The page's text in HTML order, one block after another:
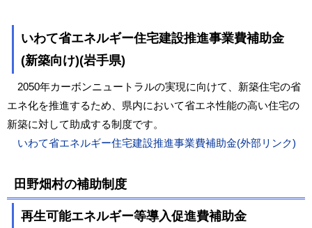
いわて省エネルギー住宅建設推進事業費補助金
(新築向け)(岩手県)
2050年カーボンニュートラルの実現に向けて、新築住宅の省
エネ化を推進するため、県内において省エネ性能の高い住宅の
新築に対して助成する制度です。
いわて省エネルギー住宅建設推進事業費補助金(外部リンク)
田野畑村の補助制度
再生可能エネルギー等導入促進費補助金